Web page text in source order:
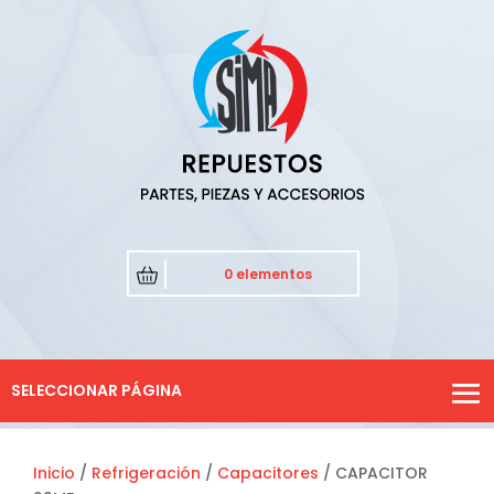
0 elementos
SELECCIONAR PÁGINA
Inicio / Refrigeración / Capacitores / CAPACITOR